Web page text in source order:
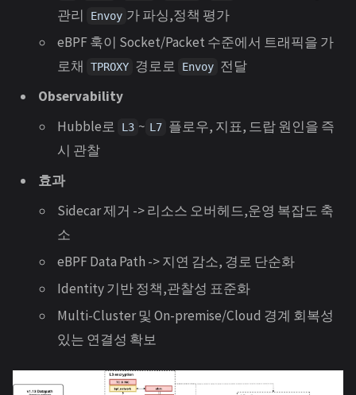
관리
Envoy 가 파싱,정책 평가
eBPF 훅이 Socket/Packet 수준에서 트래픽을 가
로채
TPROXY 경로로 Envoy 전달
Observability
Hubble로
L3 ~ L7 플로우, 지표, 드랍 원인을 즉
시 관찰
효과
Sidecar 제거 -> 리소스 오버헤드,운영 복잡도 축
소
eBPF Data Path -> 지연 감소, 경로 단순화
Identity 기반 정책,관찰성 표준화
Multi-Cluster 및 On-premise/Cloud 경계 회복성
있는 연결성 확보